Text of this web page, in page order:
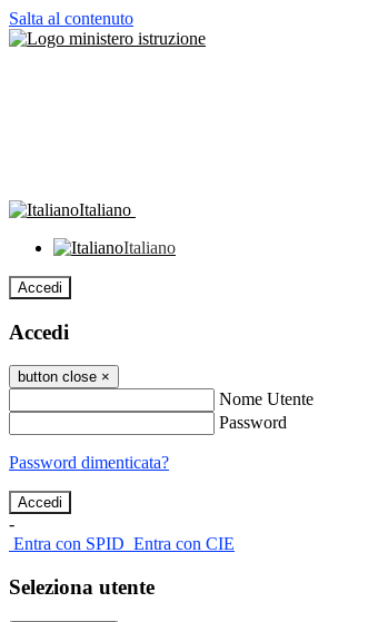
Salta al contenuto
Italiano
Italiano
Accedi
Accedi
button close ×
Nome Utente
Password
Password dimenticata?
-
Entra con SPID Entra con CIE
Seleziona utente